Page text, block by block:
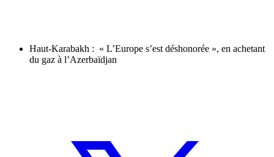
Haut-Karabakh : « L’Europe s’est déshonorée », en achetant
du gaz à l’Azerbaïdjan